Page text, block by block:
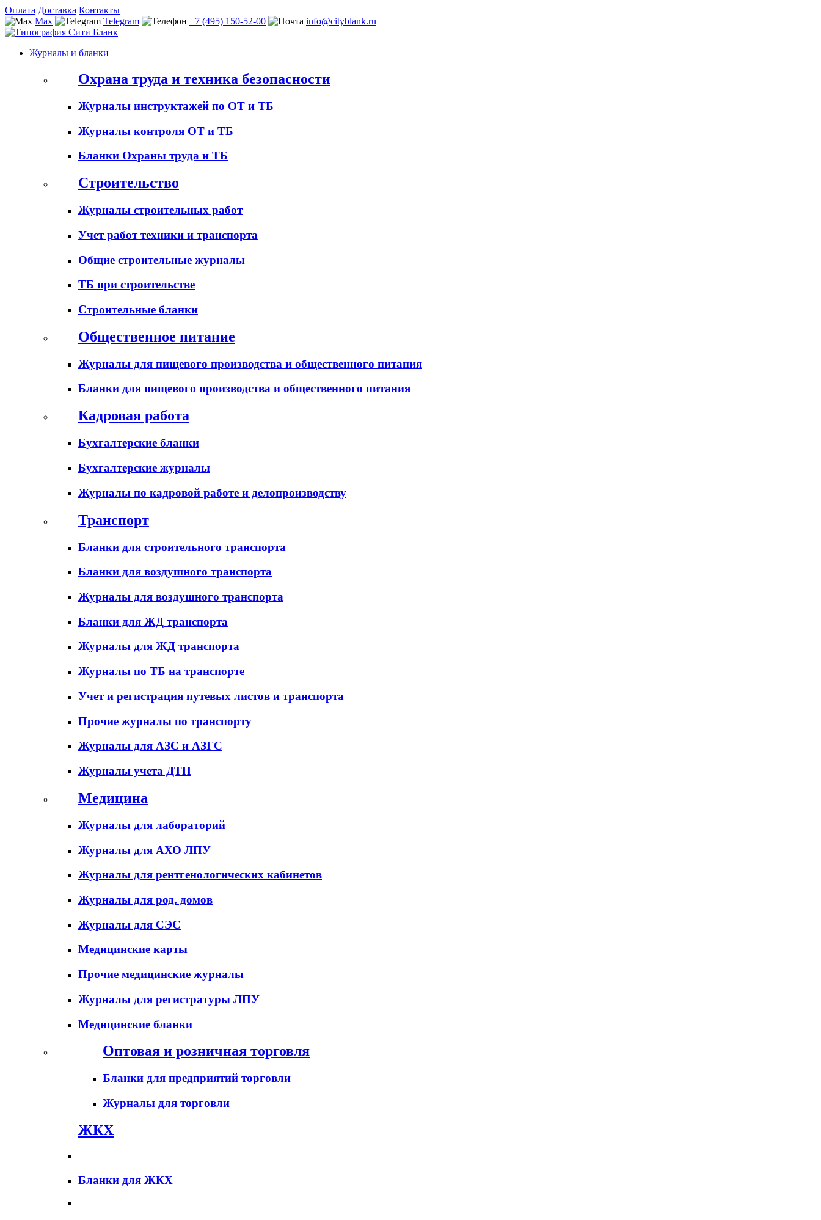
Оплата Доставка Контакты
Max
Telegram +7 (495) 150-52-00 info@cityblank.ru
Журналы и бланки
Охрана труда и техника безопасности
Журналы инструктажей по ОТ и ТБ
Журналы контроля ОТ и ТБ
Бланки Охраны труда и ТБ
Строительство
Журналы строительных работ
Учет работ техники и транспорта
Общие строительные журналы
ТБ при строительстве
Строительные бланки
Общественное питание
Журналы для пищевого производства и общественного питания
Бланки для пищевого производства и общественного питания
Кадровая работа
Бухгалтерские бланки
Бухгалтерские журналы
Журналы по кадровой работе и делопроизводству
Транспорт
Бланки для строительного транспорта
Бланки для воздушного транспорта
Журналы для воздушного транспорта
Бланки для ЖД транспорта
Журналы для ЖД транспорта
Журналы по ТБ на транспорте
Учет и регистрация путевых листов и транспорта
Прочие журналы по транспорту
Журналы для АЗС и АЗГС
Журналы учета ДТП
Медицина
Журналы для лабораторий
Журналы для АХО ЛПУ
Журналы для рентгенологических кабинетов
Журналы для род. домов
Журналы для СЭС
Медицинские карты
Прочие медицинские журналы
Журналы для регистратуры ЛПУ
Медицинские бланки
Оптовая и розничная торговля
Бланки для предприятий торговли
Журналы для торговли
ЖКХ
Бланки для ЖКХ